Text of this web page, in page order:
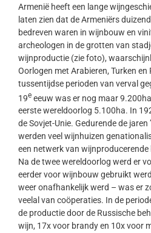
Armenië heeft een lange
laten zien dat de Armeniërs
bedreven waren in wijnbouw en
archeologen in de grotten van
wijnproductie (zie foto),
Oorlogen met Arabieren, Turken en
tussentijdse perioden van verval
19e eeuw was er nog maar
eerste wereldoorlog 5.100ha. In
de Sovjet-Unie. Gedurende de jaren
werden veel wijnhuizen
een netwerk van wijnproducerende
Na de twee wereldoorlog werd er
eerder voor wijnbouw gebruikt
weer onafhankelijk werd – was er
veelal van coöperaties. In de
de productie door de Russische
wijn, 17x voor brandy en 10x voor